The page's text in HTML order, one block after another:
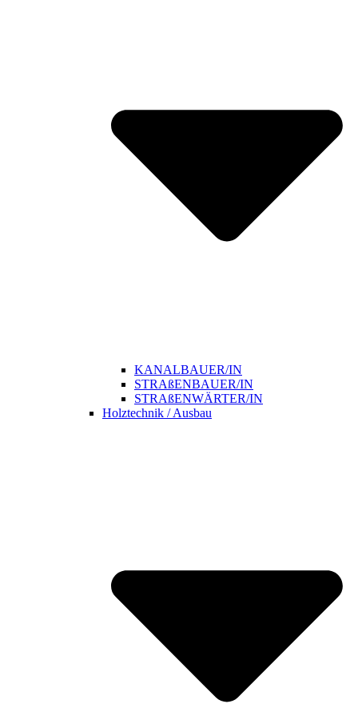
KANALBAUER/IN
STRAßENBAUER/IN
STRAßENWÄRTER/IN
Holztechnik / Ausbau